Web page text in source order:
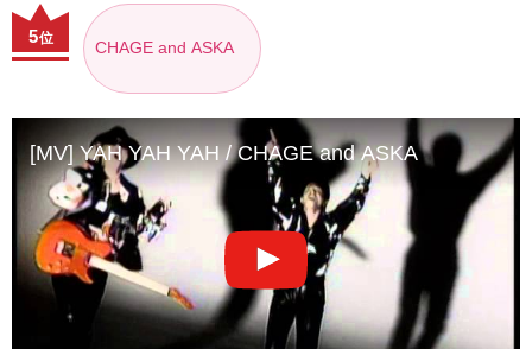
CHAGE and ASKA
5位
[MV] YAH YAH YAH / CHAGE and ASKA